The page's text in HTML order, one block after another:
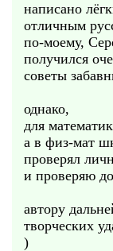
написано
отличным
по-моему,
получился
советы
однако,
для
а в физ-мат
проверял
и проверяю
автору
творческих
)